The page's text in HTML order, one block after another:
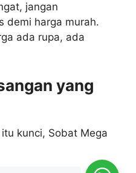
jangan
demi harga murah.
ada rupa, ada
yang
kunci, Sobat Mega